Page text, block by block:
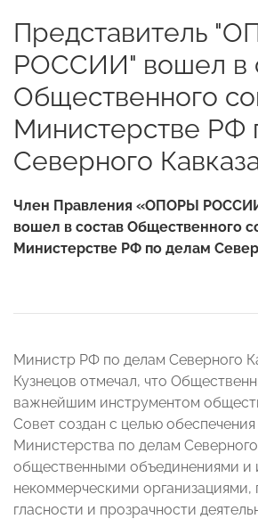
Представитель
РОССИИ" вошел в
Общественного
Министерстве РФ
Северного
Член Правления «ОПОРЫ
вошел в состав Общественного
Министерстве РФ по делам
Министр РФ по делам Северного
Кузнецов отмечал, что
важнейшим инструментом
Совет создан с целью
Министерства по делам Северного
общественными объединениями и
некоммерческими
гласности и прозрачности